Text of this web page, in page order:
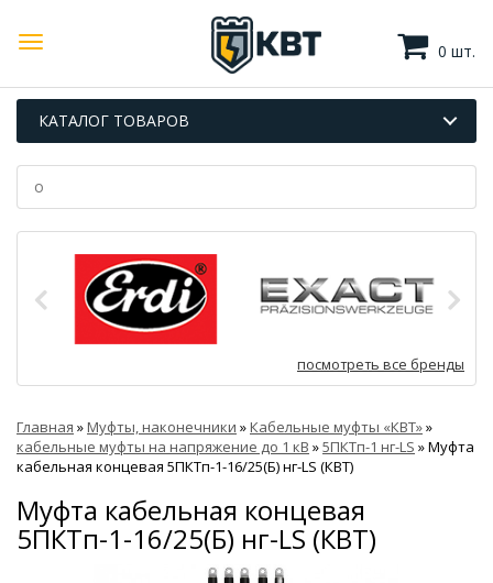
0 шт.
КАТАЛОГ ТОВАРОВ
посмотреть все бренды
Главная »Муфты, наконечники »Кабельные муфты «КВТ»»
кабельные муфты на напряжение до 1 кВ »5ПКТп-1 нг-LS »Муфта
кабельная концевая 5ПКТп-1-16/25(Б) нг-LS (КВТ)
Муфта кабельная концевая
5ПКТп-1-16/25(Б) нг-LS (КВТ)